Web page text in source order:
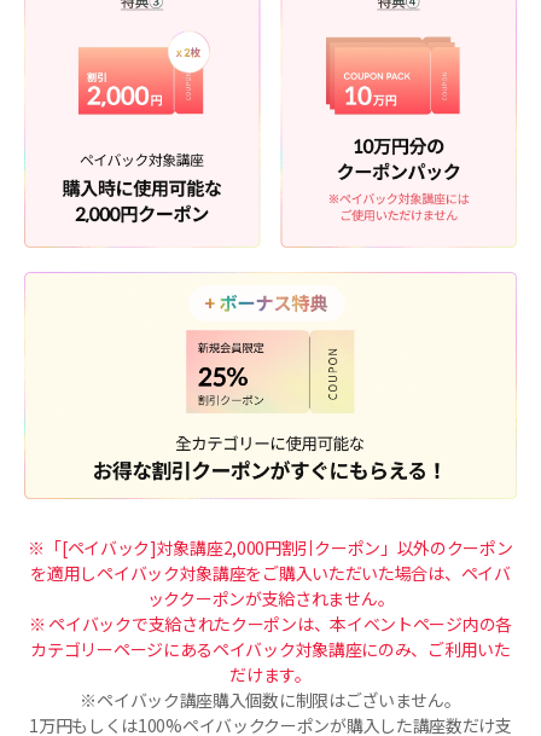
※「[ペイバック]対象講座2,000円割引クーポン」以外のクーポン
を適用しペイバック対象講座をご購入いただいた場合は、ペイバ
ッククーポンが支給されません。
※ ペイバックで支給されたクーポンは、本イベントページ内の各
カテゴリーページにあるペイバック対象講座にのみ、ご利用いた
だけます。
※ペイバック講座購入個数に制限はございません。
1万円もしくは100%ペイバッククーポンが購入した講座数だけ支